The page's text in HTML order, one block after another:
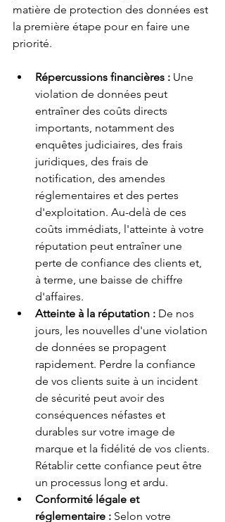
matière de protection des données est
la première étape pour en faire une
priorité.
Répercussions financières : Une
violation de données peut
entraîner des coûts directs
importants, notamment des
enquêtes judiciaires, des frais
juridiques, des frais de
notification, des amendes
réglementaires et des pertes
d'exploitation. Au-delà de ces
coûts immédiats, l'atteinte à votre
réputation peut entraîner une
perte de confiance des clients et,
à terme, une baisse de chiffre
d'affaires.
Atteinte à la réputation : De nos
jours, les nouvelles d'une violation
de données se propagent
rapidement. Perdre la confiance
de vos clients suite à un incident
de sécurité peut avoir des
conséquences néfastes et
durables sur votre image de
marque et la fidélité de vos clients.
Rétablir cette confiance peut être
un processus long et ardu.
Conformité légale et
réglementaire : Selon votre